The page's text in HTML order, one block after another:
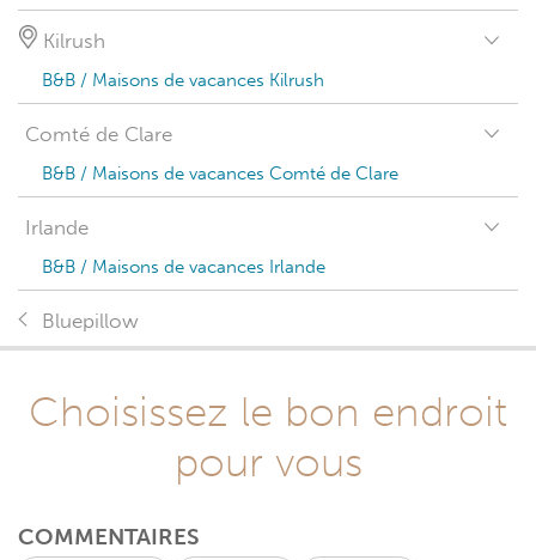
Kilrush
B&B / Maisons de vacances Kilrush
Comté de Clare
B&B / Maisons de vacances Comté de Clare
Irlande
B&B / Maisons de vacances Irlande
Bluepillow
Choisissez le bon endroit
pour vous
COMMENTAIRES